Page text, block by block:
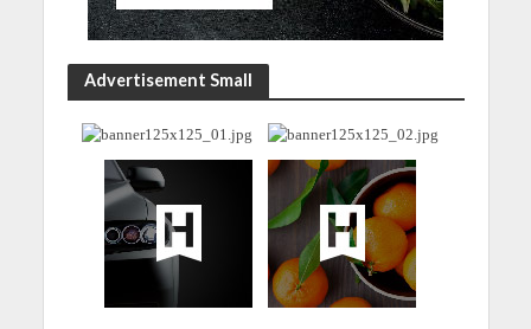
Advertisement Small